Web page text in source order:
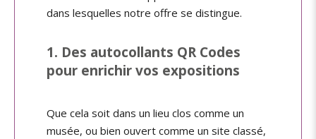
dans lesquelles notre offre se distingue.
1. Des autocollants QR Codes
pour enrichir vos expositions
Que cela soit dans un lieu clos comme un
musée, ou bien ouvert comme un site classé,